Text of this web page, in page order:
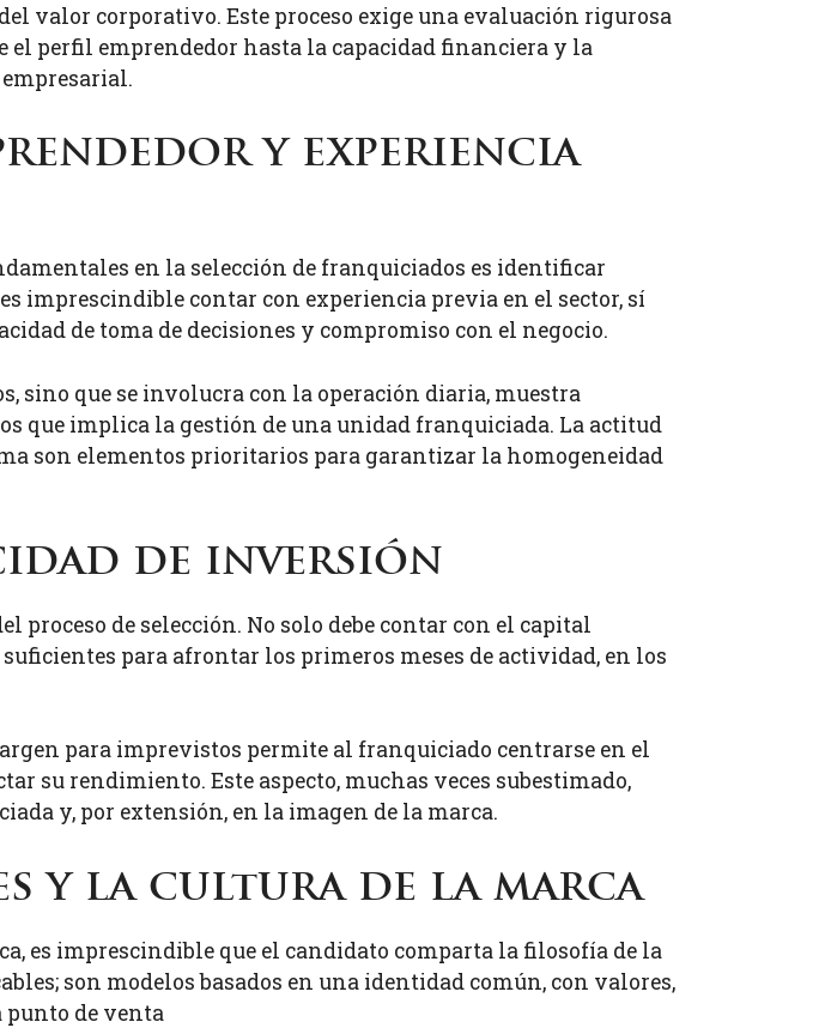
valor corporativo. Este proceso exige una evaluación rigurosa
el perfil emprendedor hasta la capacidad financiera y la
y experiencia
en la selección de franquiciados es identificar
imprescindible contar con experiencia previa en el sector, sí
de toma de decisiones y compromiso con el negocio.
sino que se involucra con la operación diaria, muestra
que implica la gestión de una unidad franquiciada. La actitud
son elementos prioritarios para garantizar la homogeneidad
de inversión
proceso de selección. No solo debe contar con el capital
para afrontar los primeros meses de actividad, en los
para imprevistos permite al franquiciado centrarse en el
su rendimiento. Este aspecto, muchas veces subestimado,
y, por extensión, en la imagen de la marca.
y la cultura de la marca
es imprescindible que el candidato comparta la filosofía de la
son modelos basados en una identidad común, con valores,
punto de venta